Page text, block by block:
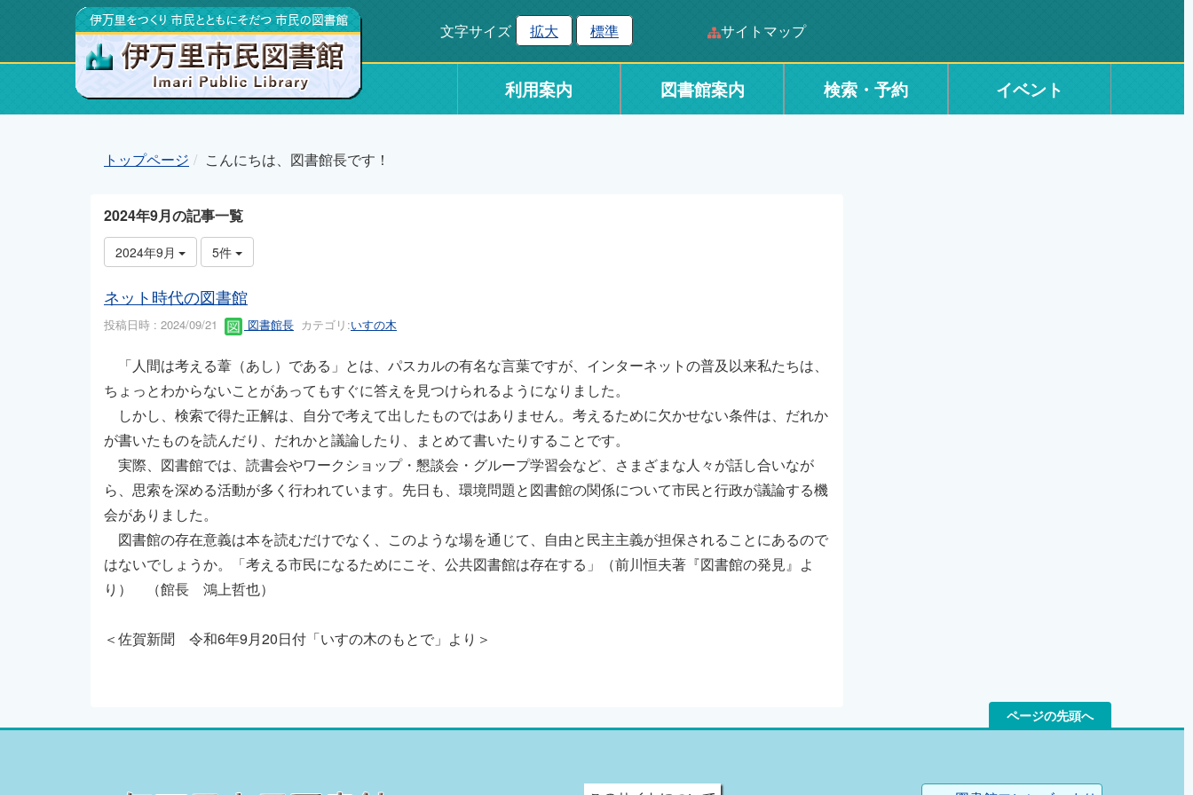
文字サイズ 拡大 標準 サイトマップ
利用案内 図書館案内 検索・予約 イベント
トップページ こんにちは、図書館長です！
2024年9月の記事一覧
2024年9月 5件
ネット時代の図書館
投稿日時 : 2024/09/21 図書館長 カテゴリ:いすの木
「人間は考える葦（あし）である」とは、パスカルの有名な言葉ですが、インターネットの普及以来私たちは、
ちょっとわからないことがあってもすぐに答えを見つけられるようになりました。
しかし、検索で得た正解は、自分で考えて出したものではありません。考えるために欠かせない条件は、だれか
が書いたものを読んだり、だれかと議論したり、まとめて書いたりすることです。
実際、図書館では、読書会やワークショップ・懇談会・グループ学習会など、さまざまな人々が話し合いなが
ら、思索を深める活動が多く行われています。先日も、環境問題と図書館の関係について市民と行政が議論する機
会がありました。
図書館の存在意義は本を読むだけでなく、このような場を通じて、自由と民主主義が担保されることにあるので
はないでしょうか。「考える市民になるためにこそ、公共図書館は存在する」（前川恒夫著『図書館の発見』よ
り） （館長 鴻上哲也）
＜佐賀新聞 令和6年9月20日付「いすの木のもとで」より＞
ページの先頭へ